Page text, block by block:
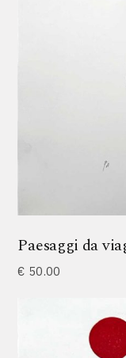
Paesaggi da
€ 50.00